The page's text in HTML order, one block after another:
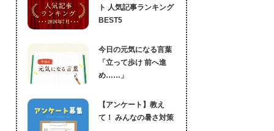
ト 人気記事ランキング
BEST5
今日の元気になる言葉
「立って歩け 前へ進
め……」
【アンケート】教え
て！ みんなの暑さ対策